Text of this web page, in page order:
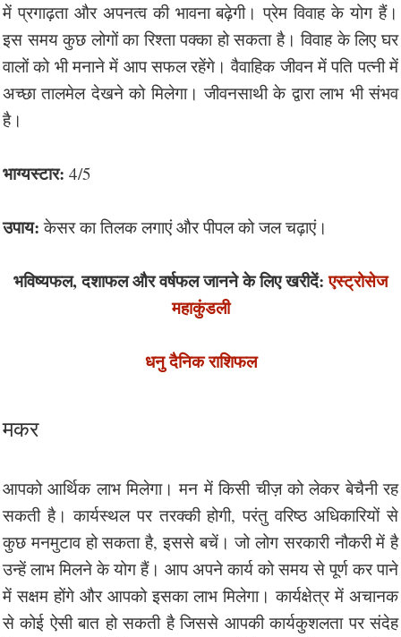
में प्रगाढ़ता और अपनत्व की भावना बढ़ेगी। प्रेम विवाह के योग हैं।
इस समय कुछ लोगों का रिश्ता पक्का हो सकता है। विवाह के लिए घर
वालों को भी मनाने में आप सफल रहेंगे। वैवाहिक जीवन में पति पत्नी में
अच्छा तालमेल देखने को मिलेगा। जीवनसाथी के द्वारा लाभ भी संभव
है।
भाग्यस्टार: 4/5
उपाय: केसर का तिलक लगाएं और पीपल को जल चढ़ाएं।
भविष्यफल, दशाफल और वर्षफल जानने के लिए खरीदें:एस्ट्रोसेज
महाकुंडली
धनु दैनिक राशिफल
मकर
आपको आर्थिक लाभ मिलेगा। मन में किसी चीज़ को लेकर बेचैनी रह
सकती है। कार्यस्थल पर तरक्की होगी, परंतु वरिष्ठ अधिकारियों से
कुछ मनमुटाव हो सकता है, इससे बचें। जो लोग सरकारी नौकरी में है
उन्हें लाभ मिलने के योग हैं। आप अपने कार्य को समय से पूर्ण कर पाने
में सक्षम होंगे और आपको इसका लाभ मिलेगा। कार्यक्षेत्र में अचानक
से कोई ऐसी बात हो सकती है जिससे आपकी कार्यकुशलता पर संदेह